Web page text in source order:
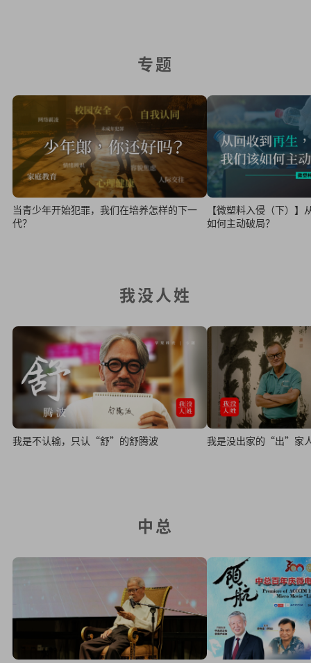
专题
当青少年开始犯罪，我们在培养怎样的下一
代？
【微塑料入侵（下）
如何主动破局？
我没人姓
我是不认输，只认“舒”的舒腾波 我是没出家的“出”家
中总